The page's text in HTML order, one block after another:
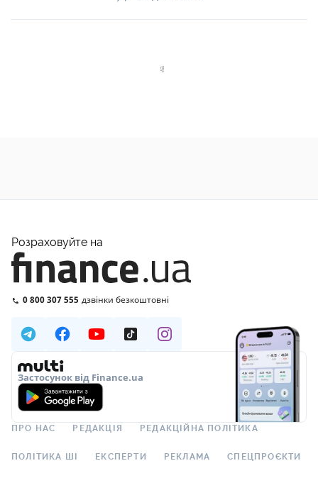
Розраховуйте на
0 800 307 555 дзвінки безкоштовні
Застосунок від Finance.ua
ПРО НАС РЕДАКЦІЯ РЕДАКЦІЙНА ПОЛІТИКА
ПОЛІТИКА ШІ ЕКСПЕРТИ РЕКЛАМА СПЕЦПРОЄКТИ